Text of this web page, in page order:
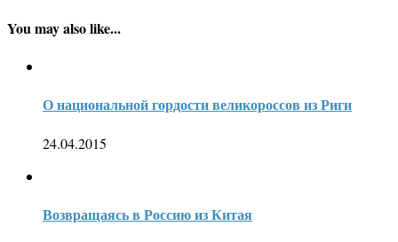
You may also like...
О национальной гордости великороссов из Риги
24.04.2015
Возвращаясь в Россию из Китая